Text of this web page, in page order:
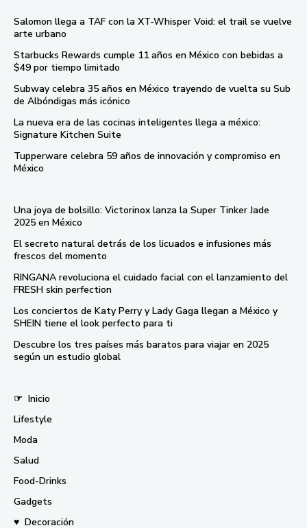
Salomon llega a TAF con la XT-Whisper Void: el trail se vuelve
arte urbano
Starbucks Rewards cumple 11 años en México con bebidas a
$49 por tiempo limitado
Subway celebra 35 años en México trayendo de vuelta su Sub
de Albóndigas más icónico
La nueva era de las cocinas inteligentes llega a méxico:
Signature Kitchen Suite
Tupperware celebra 59 años de innovación y compromiso en
México
Una joya de bolsillo: Victorinox lanza la Super Tinker Jade
2025 en México
El secreto natural detrás de los licuados e infusiones más
frescos del momento
RINGANA revoluciona el cuidado facial con el lanzamiento del
FRESH skin perfection
Los conciertos de Katy Perry y Lady Gaga llegan a México y
SHEIN tiene el look perfecto para ti
Descubre los tres países más baratos para viajar en 2025
según un estudio global
☞ Inicio
Lifestyle
Moda
Salud
Food-Drinks
Gadgets
♥ Decoración